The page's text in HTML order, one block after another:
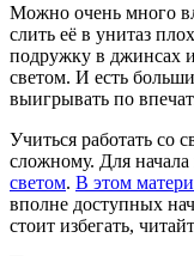
Можно очень много
слить её в унитаз
подружку в джинсах
светом. И есть
выигрывать по
Учиться работать со
сложному. Для начала
светом. В этом
вполне доступных
стоит избегать,